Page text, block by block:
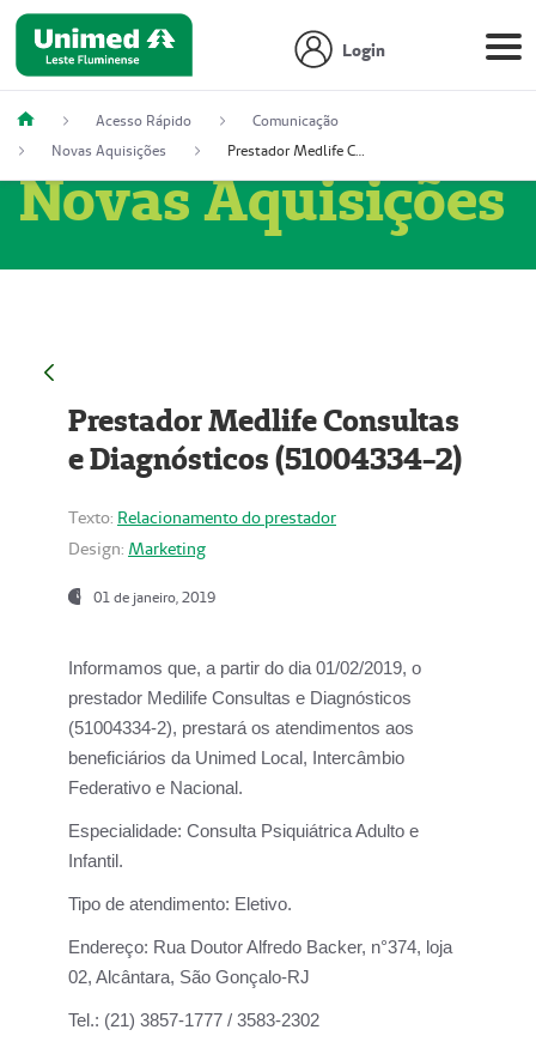
Login
Acesso Rápido
Comunicação
Novas Aquisições
Prestador Medlife Consultas e Diagnósticos (51004334-2)
Novas Aquisições
Prestador Medlife Consultas
e Diagnósticos (51004334-2)
Texto: Relacionamento do prestador
Design: Marketing
01 de janeiro, 2019
Informamos que, a partir do dia 01/02/2019, o
prestador Medilife Consultas e Diagnósticos
(51004334-2), prestará os atendimentos aos
beneficiários da Unimed Local, Intercâmbio
Federativo e Nacional.
Especialidade: Consulta Psiquiátrica Adulto e
Infantil.
Tipo de atendimento: Eletivo.
Endereço: Rua Doutor Alfredo Backer, n°374, loja
02, Alcântara, São Gonçalo-RJ
Tel.: (21) 3857-1777 / 3583-2302